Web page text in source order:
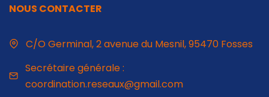
NOUS CONTACTER
C/O Germinal, 2 avenue du Mesnil, 95470 Fosses
Secrétaire générale :
coordination.reseaux@gmail.com